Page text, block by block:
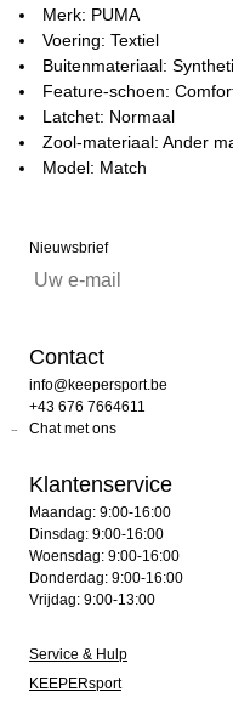
Merk: PUMA
Voering: Textiel
Buitenmateriaal:
Feature-schoen:
Latchet: Normaal
Zool-materiaal: Ander
Model: Match
Nieuwsbrief
Contact
info@keepersport.be
+43 676 7664611
Chat met ons
Klantenservice
Maandag: 9:00-16:00
Dinsdag: 9:00-16:00
Woensdag: 9:00-16:00
Donderdag: 9:00-16:00
Vrijdag: 9:00-13:00
Service & Hulp
KEEPERsport